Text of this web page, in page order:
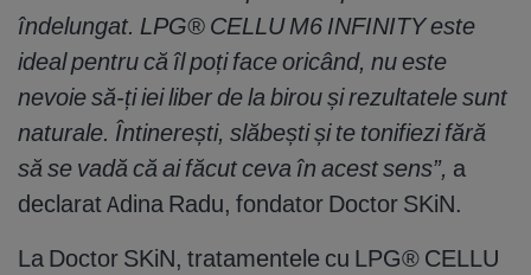
îndelungat. LPG® CELLU M6 INFINITY este
ideal pentru că îl poți face oricând, nu este
nevoie să-ți iei liber de la birou și rezultatele sunt
naturale. Întinerești, slăbești și te tonifiezi fără
să se vadă că ai făcut ceva în acest sens”, a
declarat Adina Radu, fondator Doctor SKiN.
La Doctor SKiN, tratamentele cu LPG® CELLU